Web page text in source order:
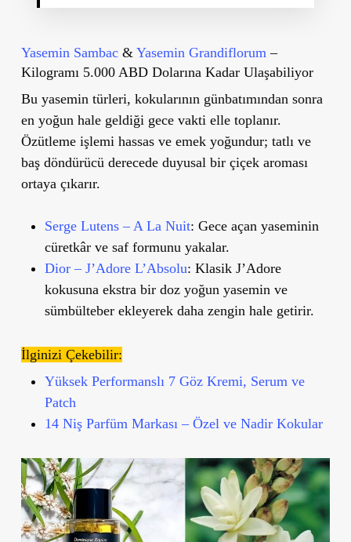
Yasemin Sambac& Yasemin Grandiflorum –
Kilogramı 5.000 ABD Dolarına Kadar Ulaşabiliyor
Bu yasemin türleri, kokularının günbatımından sonra
en yoğun hale geldiği gece vakti elle toplanır.
Özütleme işlemi hassas ve emek yoğundur; tatlı ve
baş döndürücü derecede duyusal bir çiçek aroması
ortaya çıkarır.
Serge Lutens – A La Nuit: Gece açan yaseminin
cüretkâr ve saf formunu yakalar.
Dior – J’Adore L’Absolu: Klasik J’Adore
kokusuna ekstra bir doz yoğun yasemin ve
sümbülteber ekleyerek daha zengin hale getirir.
İlginizi Çekebilir:
Yüksek Performanslı 7 Göz Kremi, Serum ve
Patch
14 Niş Parfüm Markası – Özel ve Nadir Kokular